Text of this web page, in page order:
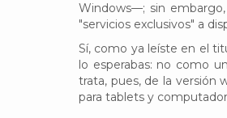
Windows—; sin
"servicios exclusivos" a
Sí, como ya leíste en el
lo esperabas: no como
trata, pues, de la versión
para tablets y